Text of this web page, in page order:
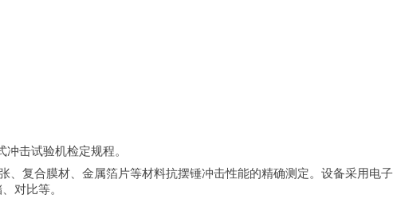
冲击试验机检定规程。
复合膜材、金属箔片等材料抗摆锤冲击性能的精确测定。设备采用电
对比等。